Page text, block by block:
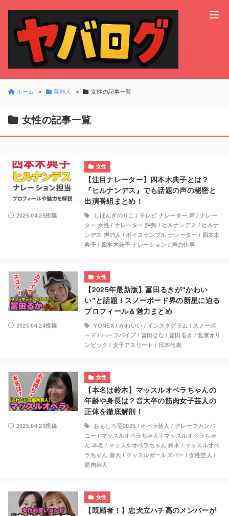
ホーム 芸能人 女性の記事一覧
女性の記事一覧
女性
【注目ナレーター】四本木典子とは？
『ヒルナンデス』でも話題の声の秘密と
出演番組まとめ！
2025.04.25投稿 しほんぎのりこ / テレビ ナレーター 声 /ナレー
ター 女性/ ナレーター 評判 / ヒルナンデス / ヒルナ
ンデス 声の人 / ボイスサンプル ナレーター / 四本木
典子/ 四本木典子 ナレーション / 声の仕事
女性
【2025年最新版】冨田るきが“かわい
い”と話題！スノーボード界の新星に迫る
プロフィール＆魅力まとめ
2025.04.24投稿 YONEX/ かわいい / インスタグラム / スノーボ
ード / ハーフパイプ/ 冨田せな /冨田るき /北京オリ
ンピック / 女子アスリート / 日本代表
女性
【本名は鈴木】マッスルオペラちゃんの
年齢や身長は？音大卒の筋肉女子芸人の
正体を徹底解剖！
2025.04.23投稿 おもしろ荘2025 / オペラ芸人 / グレープカンパ
ニー/ マッスルオペラちゃん / マッスルオペラちゃ
ん 本名 / マッスルオペラちゃん 鈴木 / マッスルオペ
ラちゃん 音大 / マッスルガールズバー / 女性芸人 /
筋肉芸人
女性
【既婚者！】忠犬立ハチ高のメンバーが